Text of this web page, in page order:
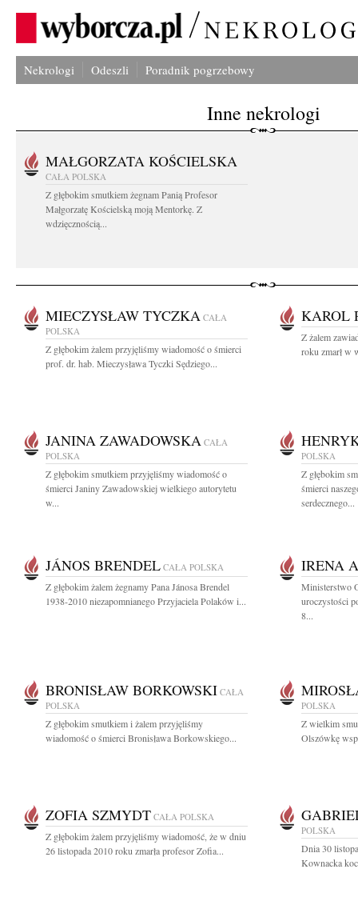
Nekrologi Odeszli Poradnik pogrzebowy
Inne nekrologi
MAŁGORZATA KOŚCIELSKA
CAŁA POLSKA
Z głębokim smutkiem żegnam Panią Profesor
Małgorzatę Kościelską moją Mentorkę. Z
wdzięcznością...
MIECZYSŁAW TYCZKA CAŁA
POLSKA
Z głębokim żalem przyjęliśmy wiadomość o śmierci
prof. dr. hab. Mieczysława Tyczki Sędziego...
KAROL
Z żalem
roku zmarł w
JANINA ZAWADOWSKA CAŁA
POLSKA
Z głębokim smutkiem przyjęliśmy wiadomość o
śmierci Janiny Zawadowskiej wielkiego autorytetu
w...
POLSKA
Z głębokim
śmierci
serdecznego...
JÁNOS BRENDEL CAŁA POLSKA
Z głębokim żalem żegnamy Pana Jánosa Brendel
1938-2010 niezapomnianego Przyjaciela Polaków i...
IRENA
Ministerstwo
uroczystości
8...
BRONISŁAW BORKOWSKI CAŁA
POLSKA
Z głębokim smutkiem i żalem przyjęliśmy
wiadomość o śmierci Bronisława Borkowskiego...
POLSKA
Z wielkim
Olszówkę
ZOFIA SZMYDT CAŁA POLSKA
Z głębokim żalem przyjęliśmy wiadomość, że w dniu
26 listopada 2010 roku zmarła profesor Zofia...
POLSKA
Dnia 30
Kownacka